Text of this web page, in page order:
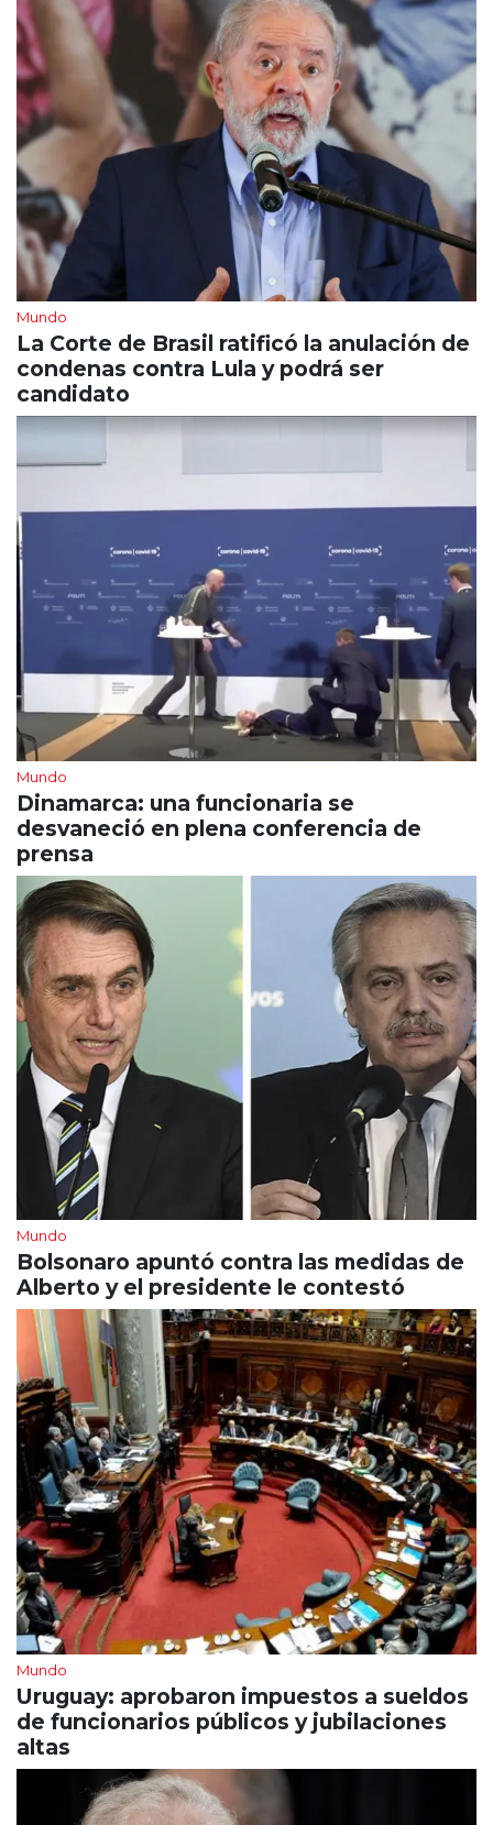
Mundo
La Corte de Brasil ratificó la anulación de
condenas contra Lula y podrá ser
candidato
Mundo
Dinamarca: una funcionaria se
desvaneció en plena conferencia de
prensa
Mundo
Bolsonaro apuntó contra las medidas de
Alberto y el presidente le contestó
Mundo
Uruguay: aprobaron impuestos a sueldos
de funcionarios públicos y jubilaciones
altas